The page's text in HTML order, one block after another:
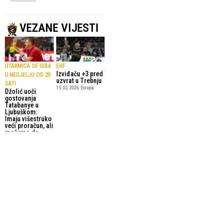
VEZANE VIJESTI
UTAKMICA SE IGRA
U NEDJELJU OD 20
SATI
Džolić uoči
gostovanja
Tatabanye u
Ljubuškom:
Imaju višestruko
veći proračun, ali
možemo do
EHF
Izviđaču +3 pred
uzvrat u Trebnju
15.02.2026. Evropa